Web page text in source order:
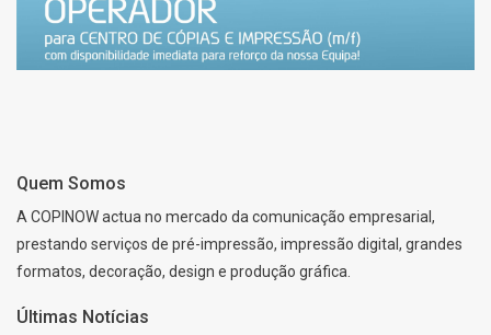
Quem Somos
A COPINOW actua no mercado da comunicação empresarial,
prestando serviços de pré-impressão, impressão digital, grandes
formatos, decoração, design e produção gráfica.
Últimas Notícias